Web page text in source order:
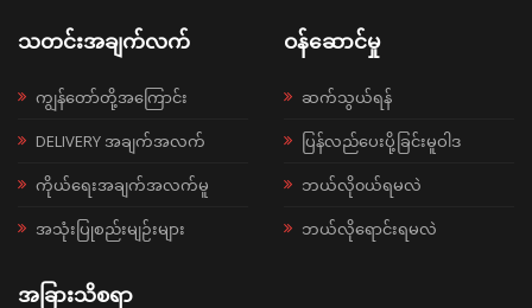
သတင်းအချက်လက်
ကျွန်တော်တို့အကြောင်း
DELIVERY အချက်အလက်
ကိုယ်ရေးအချက်အလက်မူ
အသုံးပြုစည်းမျဉ်းများ
ဝန်ဆောင်မှု
ဆက်သွယ်ရန်
ပြန်လည်ပေးပို့ခြင်းမူဝါဒ
ဘယ်လို၀ယ်ရမလဲ
ဘယ်လိုရောင်းရမလဲ
အခြားသိစရာ